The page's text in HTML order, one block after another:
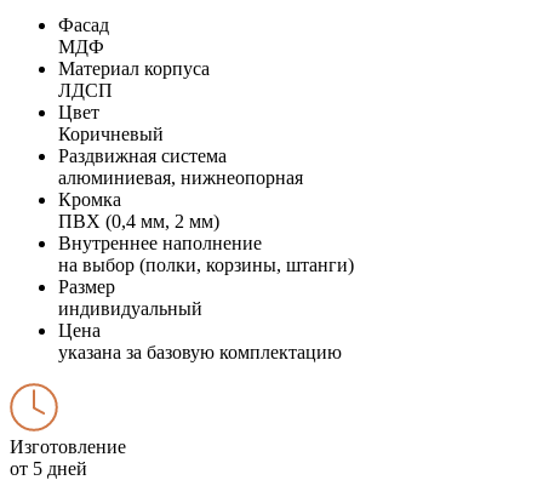
Фасад
МДФ
Материал корпуса
ЛДСП
Цвет
Коричневый
Раздвижная система
алюминиевая, нижнеопорная
Кромка
ПВХ (0,4 мм, 2 мм)
Внутреннее наполнение
на выбор (полки, корзины, штанги)
Размер
индивидуальный
Цена
указана за базовую комплектацию
Изготовление
от 5 дней